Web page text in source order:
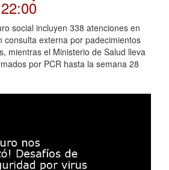
social incluyen 338 atenciones en
consulta externa por padecimientos
mientras el Ministerio de Salud lleva
por PCR hasta la semana 28